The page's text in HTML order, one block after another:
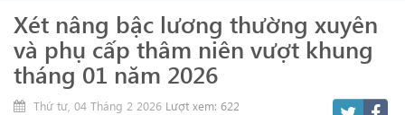
Xét nâng bậc lương thường xuyên
và phụ cấp thâm niên vượt khung
tháng 01 năm 2026
Thứ tư, 04 Tháng 2 2026 Lượt xem: 622